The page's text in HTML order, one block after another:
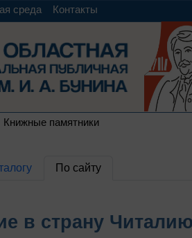
среда Контакты
Книжные памятники
По сайту
в страну